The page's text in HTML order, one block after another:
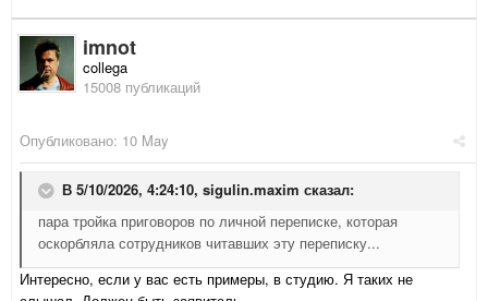
imnot
collega
15008 публикаций
Опубликовано: 10 May
В 5/10/2026, 4:24:10, sigulin.maxim сказал:
пара тройка приговоров по личной переписке, которая
оскорбляла сотрудников читавших эту переписку...
Интересно, если у вас есть примеры, в студию. Я таких не